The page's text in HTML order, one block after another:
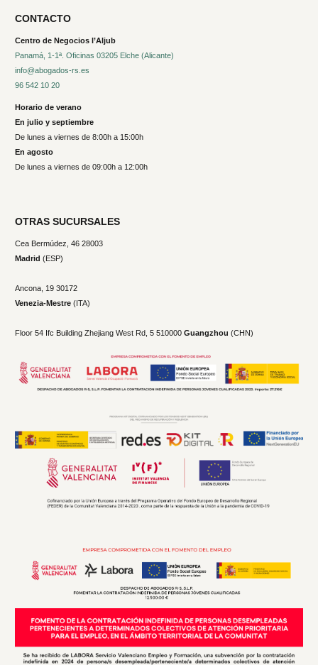
CONTACTO
Centro de Negocios l’Aljub
Panamá, 1-1ª. Oficinas 03205 Elche (Alicante)
info@abogados-rs.es
96 542 10 20
Horario de verano
En julio y septiembre
De lunes a viernes de 8:00h a 15:00h
En agosto
De lunes a viernes de 09:00h a 12:00h
OTRAS SUCURSALES
Cea Bermúdez, 46 28003
Madrid (ESP)
Ancona, 19 30172
Venezia-Mestre (ITA)
Floor 54 Ifc Building Zhejiang West Rd, 5 510000 Guangzhou (CHN)